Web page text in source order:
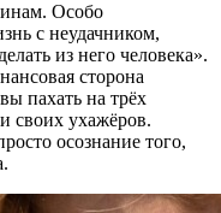
Особо
с неудачником,
из него человека».
сторона
пахать на трёх
своих ухажёров.
осознание того,